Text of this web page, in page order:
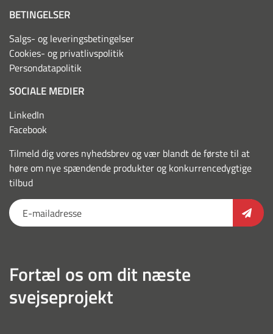
BETINGELSER
Salgs- og leveringsbetingelser
Cookies- og privatlivspolitik
Persondatapolitik
SOCIALE MEDIER
LinkedIn
Facebook
Tilmeld dig vores nyhedsbrev og vær blandt de første til at
høre om nye spændende produkter og konkurrencedygtige
tilbud
Fortæl os om dit næste
svejseprojekt